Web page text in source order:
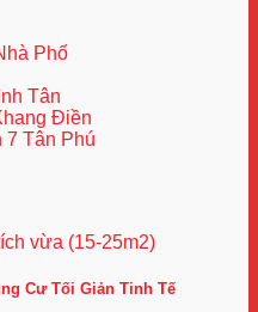
Phố
Tân
Điền
7 Tân Phú
Cư Tối Giản Tinh Tế